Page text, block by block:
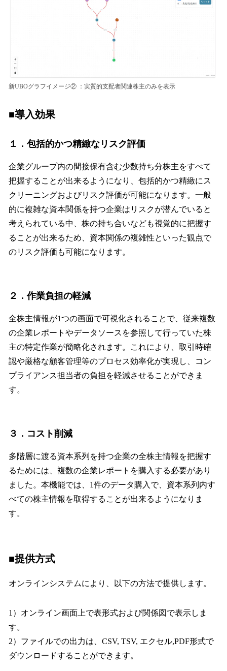
新UBOグラフイメージ② ：実質的支配者関連株主のみを表示
■導入効果
１．包括的かつ精緻なリスク評価
企業グループ内の間接保有含む少数持ち分株主をすべて
把握することが出来るようになり、包括的かつ精緻にス
クリーニングおよびリスク評価が可能になります。一般
的に複雑な資本関係を持つ企業はリスクが潜んでいると
考えられている中、株の持ち合いなども視覚的に把握す
ることが出来るため、資本関係の複雑性といった観点で
のリスク評価も可能になります。
２．作業負担の軽減
全株主情報が1つの画面で可視化されることで、従来複数
の企業レポートやデータソースを参照して行っていた株
主の特定作業が簡略化されます。これにより、取引時確
認や厳格な顧客管理等のプロセス効率化が実現し、コン
プライアンス担当者の負担を軽減させることができま
す。
３．コスト削減
多階層に渡る資本系列を持つ企業の全株主情報を把握す
るためには、複数の企業レポートを購入する必要があり
ました。本機能では、1件のデータ購入で、資本系列内す
べての株主情報を取得することが出来るようになりま
す。
■提供方式
オンラインシステムにより、以下の方法で提供します。
1）オンライン画面上で表形式および関係図で表示しま
す。
2）ファイルでの出力は、CSV, TSV, エクセル,PDF形式で
ダウンロードすることができます。